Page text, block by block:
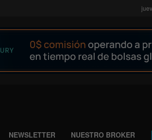
NEWSLETTER NUESTRO BROKER